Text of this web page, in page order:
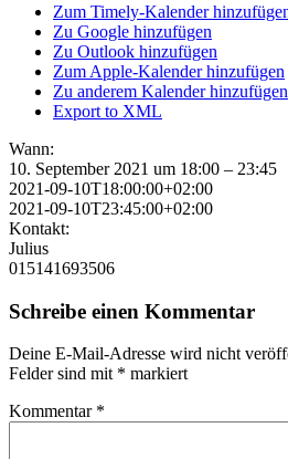
Zum Timely-Kalender
Zu Google hinzufügen
Zu Outlook hinzufügen
Zum Apple-Kalender hinzufügen
Zu anderem Kalender hinzufügen
Export to XML
Wann:
10. September 2021 um 18:00 – 23:45
2021-09-10T18:00:00+02:00
2021-09-10T23:45:00+02:00
Kontakt:
Julius
015141693506
Schreibe einen Kommentar
Deine E-Mail-Adresse wird nicht
Felder sind mit * markiert
Kommentar *